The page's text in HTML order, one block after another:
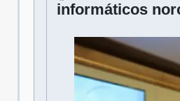
informáticos